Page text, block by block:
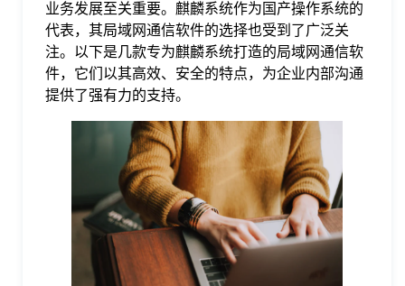
格
业务发展至关重要。麒麟系统作为国产操作系统的
代表，其局域网通信软件的选择也受到了广泛关
注。以下是几款专为麒麟系统打造的局域网通信软
件，它们以其高效、安全的特点，为企业内部沟通
提供了强有力的支持。